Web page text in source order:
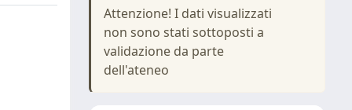
Attenzione! I dati visualizzati
non sono stati sottoposti a
validazione da parte
dell'ateneo